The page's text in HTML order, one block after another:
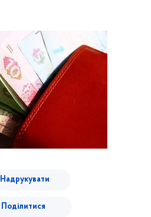
Надрукувати
Поділитися